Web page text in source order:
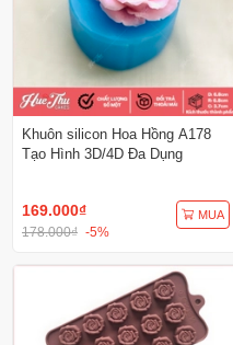
Khuôn silicon Hoa Hồng A178
Tạo Hình 3D/4D Đa Dụng
169.000₫
178.000₫ -5%
MUA